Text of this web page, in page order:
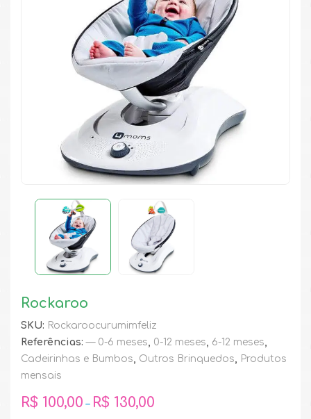
Rockaroo
SKU: Rockaroocurumimfeliz
Referências:— 0-6 meses, 0-12 meses, 6-12 meses,
Cadeirinhas e Bumbos, Outros Brinquedos, Produtos
mensais
R$ 100,00 – R$ 130,00